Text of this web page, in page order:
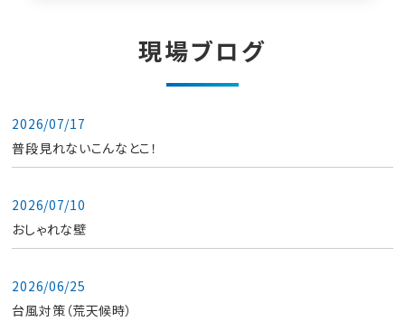
現場ブログ
2026/07/17
普段見れないこんなとこ！
2026/07/10
おしゃれな壁
2026/06/25
台風対策（荒天候時）